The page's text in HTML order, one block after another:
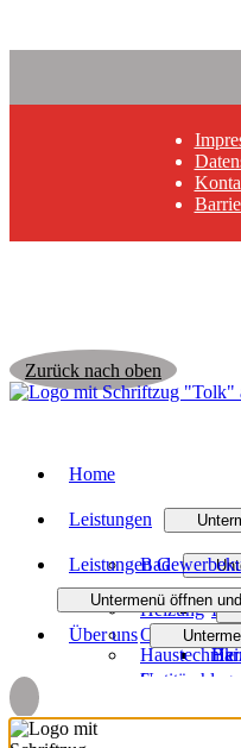
Zurück nach oben
Home
Leistungen
Bad
Heizung
Haustechnik
Leistungen
Untermenü öffnen
Objekt- und
Sanitäranlagen
Heizsysteme
Über uns
Unternehmen
Jobs